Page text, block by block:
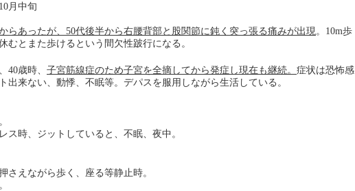
月中旬
らあったが、50代後半から右腰背部と股関節に鈍く突っ張る痛みが出現。10m歩
むとまた歩けるという間欠性跛行になる。
40歳時、 子宮筋線症のため子宮を全摘してから発症し現在も継続。 症状は恐怖感
出来ない、動悸、不眠等。デパスを服用しながら生活している。
ス時、ジットしていると、不眠、夜中。
さえながら歩く、座る等静止時。